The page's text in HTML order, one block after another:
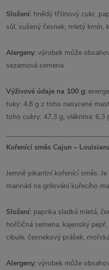
Složení: hnědý třtinový cukr,
sůl, sušený česnek, mletý kmín,
Alergeny: výrobek může
sezamová semena
Výživové údaje na 100 g:
tuky: 4,8 g z toho nasycené
toho cukry: 47,3 g, vláknina: 6,3
Kořenící směs Cajun –
Jemně pikantní kořenící směs.
marinád na grilování kuřecího
Složení: paprika sladká mletá,
hořčičná semena, kajenský
cibule, česnekový prášek,
Alergeny: výrobek může